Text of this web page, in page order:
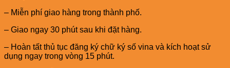
– Miễn phí giao hàng trong thành phố.
– Giao ngay 30 phút sau khi đặt hàng.
– Hoàn tất thủ tục đăng ký chữ ký số vina và kích hoạt sử
dụng ngay trong vòng 15 phút.